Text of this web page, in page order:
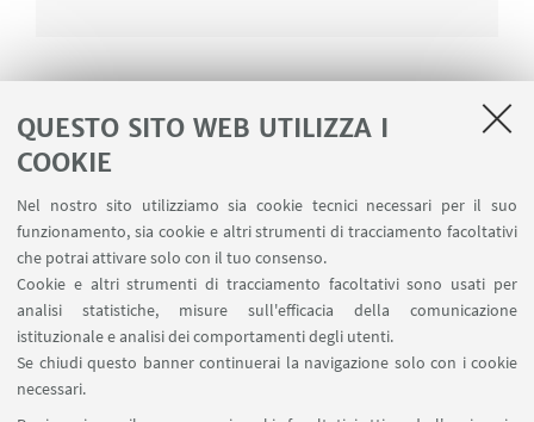
QUESTO SITO WEB UTILIZZA I
COOKIE
Nel nostro sito utilizziamo sia cookie tecnici necessari per il suo
funzionamento, sia cookie e altri strumenti di tracciamento facoltativi
che potrai attivare solo con il tuo consenso.
Cookie e altri strumenti di tracciamento facoltativi sono usati per
analisi statistiche, misure sull'efficacia della comunicazione
istituzionale e analisi dei comportamenti degli utenti.
Se chiudi questo banner continuerai la navigazione solo con i cookie
necessari.
GABRIELLA BERNARDI
Responsabile amministrativo - gestionale
dipartimento DIMEC
tel: +39 051 6364627
fax: +39 051 305851